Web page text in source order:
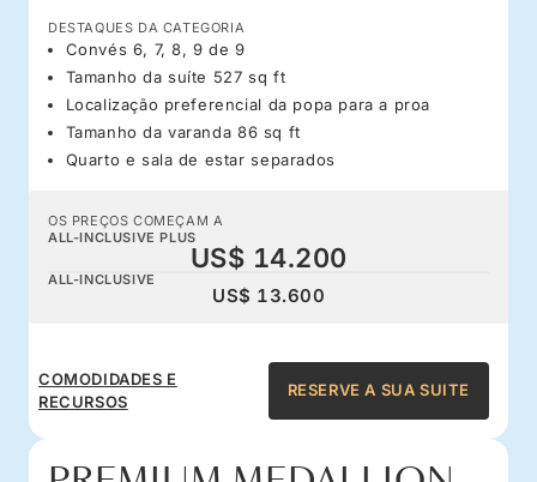
DESTAQUES DA CATEGORIA
Convés 6, 7, 8, 9 de 9
Tamanho da suíte 527 sq ft
Localização preferencial da popa para a proa
Tamanho da varanda 86 sq ft
Quarto e sala de estar separados
OS PREÇOS COMEÇAM A
ALL-INCLUSIVE PLUS
US$ 14.200
ALL-INCLUSIVE
US$ 13.600
COMODIDADES E
RECURSOS
RESERVE A SUA SUITE